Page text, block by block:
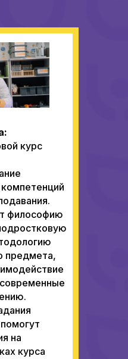
курс
компетенций
философию
предмета,
на
курса